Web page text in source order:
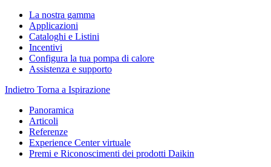
La nostra gamma
Applicazioni
Cataloghi e Listini
Incentivi
Configura la tua pompa di calore
Assistenza e supporto
Indietro Torna a Ispirazione
Panoramica
Articoli
Referenze
Experience Center virtuale
Premi e Riconoscimenti dei prodotti Daikin